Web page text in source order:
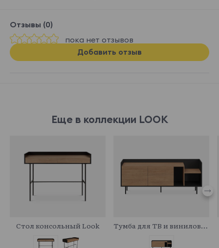
Отзывы (0)
пока нет отзывов
Добавить отзыв
Еще в коллекции LOOK
Стол консольный Look Тумба для ТВ и винилового проигрывателя Look